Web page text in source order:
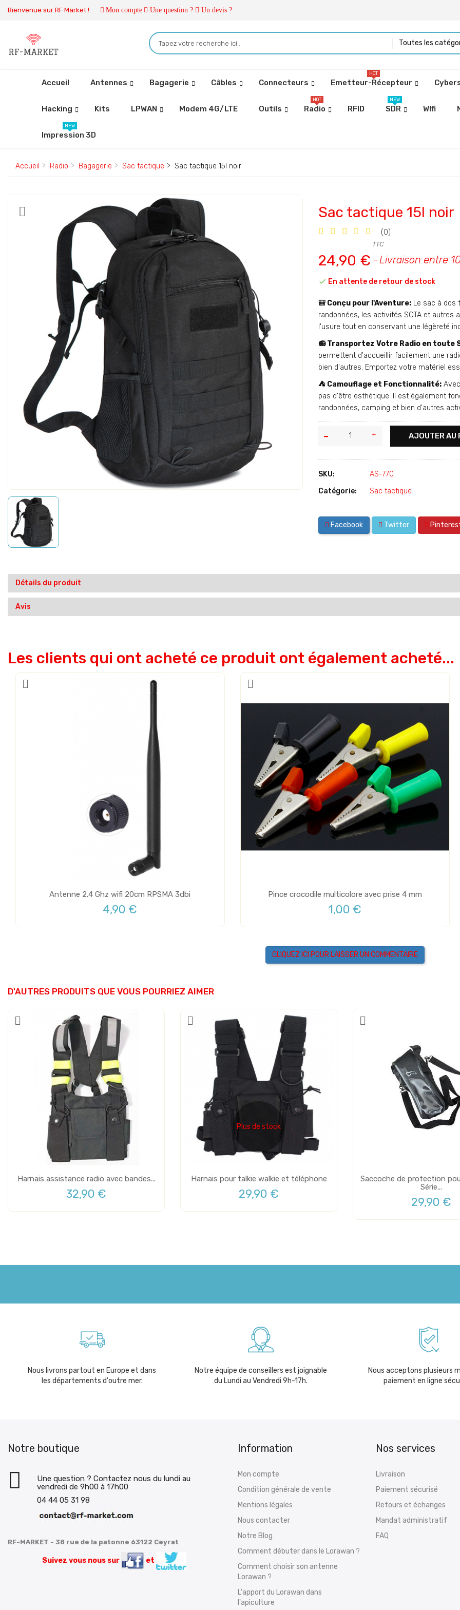
Bienvenue sur RF Market ! Mon compte Une question ? Un devis ?
Toutes les
Accueil Antennes Bagagerie Câbles Connecteurs Emetteur-Récepteur
HOT
Hacking Kits LPWAN Modem 4G/LTE Outils Radio
HOT
RFID SDR
NEW
WIfi
Impression 3D
NEW
Accueil Radio Bagagerie Sac tactique Sac tactique 15l noir
Sac tactique 15l noir
(0)
24,90 €
TTC
Livraison entre
 En attente de retour de stock
🎒 Conçu pour l'Aventure:Le sac à dos
randonnées, les activités SOTA et autres
l'usure tout en conservant une légèreté
📻 Transportez Votre Radio en toute
permettent d'accueillir facilement une
bien d'autres. Emportez votre matériel
⛺ Camouflage et Fonctionnalité:
pas d'être esthétique. Il est également
randonnées, camping et bien d'autres
AJOUTER AU
SKU:
AS-770
Catégorie:
Sac tactique
Facebook Twitter
Détails du produit
Avis
Les clients qui ont acheté ce produit ont également acheté...
Antenne 2.4 Ghz wifi 20cm RPSMA 3dbi
4,90 €
Pince crocodile multicolore avec prise 4 mm
1,00 €
CLIQUEZ ICI POUR LAISSER UN COMMENTAIRE
D'AUTRES PRODUITS QUE VOUS POURRIEZ AIMER
Harnais assistance radio avec bandes...
32,90 €
Plus de stock
Harnais pour talkie walkie et téléphone
29,90 €
Saccoche de protection
Série...
29,90 €
Nous livrons partout en Europe et dans
les départements d'outre mer.
Notre équipe de conseillers est joignable
du Lundi au Vendredi 9h-17h.
Nous acceptons plusieurs
paiement en ligne
Notre boutique
Une question ? Contactez nous du lundi au
vendredi de 9h00 à 17h00
04 44 05 31 98
RF-MARKET - 38 rue de la patonne 63122 Ceyrat
Suivez vous nous sur et
Information
Mon compte
Condition générale de vente
Mentions légales
Nous contacter
Notre Blog
Comment débuter dans le Lorawan ?
Comment choisir son antenne
Lorawan ?
L'apport du Lorawan dans
l'apiculture
Nos services
Livraison
Paiement sécurisé
Retours et échanges
Mandat administratif
FAQ